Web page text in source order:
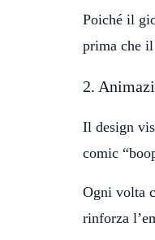
Poiché il
prima che
2.
Il design
comic
Ogni volta
rinforza